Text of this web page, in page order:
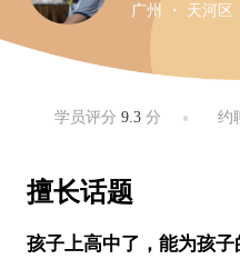
广州 ・ 天河区
学员评分9.3 分 约
擅长话题
孩子上高中了，能为孩